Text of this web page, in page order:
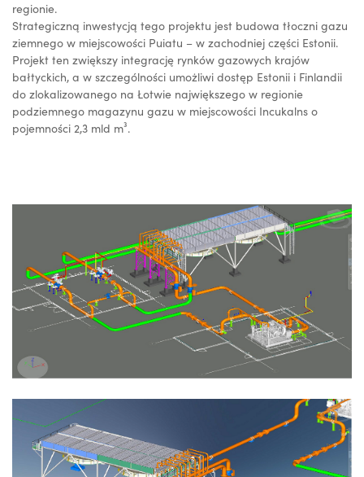
regionie.
Strategiczną inwestycją tego projektu jest budowa tłoczni gazu
ziemnego w miejscowości Puiatu – w zachodniej części Estonii.
Projekt ten zwiększy integrację rynków gazowych krajów
bałtyckich, a w szczególności umożliwi dostęp Estonii i Finlandii
do zlokalizowanego na Łotwie największego w regionie
podziemnego magazynu gazu w miejscowości Incukalns o
pojemności 2,3 mld m³.